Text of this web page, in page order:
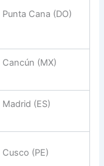
Punta Cana (DO)
Cancún (MX)
Madrid (ES)
Cusco (PE)